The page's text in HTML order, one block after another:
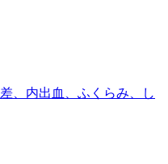
、内出血、ふくらみ、し